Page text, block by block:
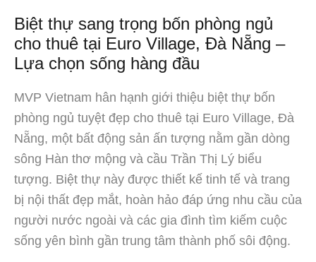
Biệt thự sang trọng bốn phòng ngủ
cho thuê tại Euro Village, Đà Nẵng –
Lựa chọn sống hàng đầu
MVP Vietnam hân hạnh giới thiệu biệt thự bốn
phòng ngủ tuyệt đẹp cho thuê tại Euro Village, Đà
Nẵng, một bất động sản ấn tượng nằm gần dòng
sông Hàn thơ mộng và cầu Trần Thị Lý biểu
tượng. Biệt thự này được thiết kế tinh tế và trang
bị nội thất đẹp mắt, hoàn hảo đáp ứng nhu cầu của
người nước ngoài và các gia đình tìm kiếm cuộc
sống yên bình gần trung tâm thành phố sôi động.